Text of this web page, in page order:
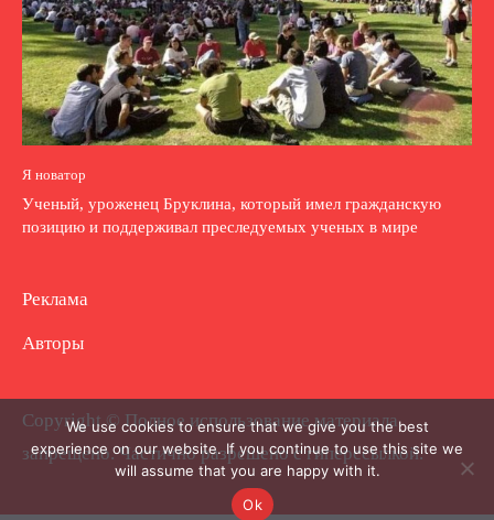
Я новатор
Ученый, уроженец Бруклина, который имел гражданскую
позицию и поддерживал преследуемых ученых в мире
Реклама
Авторы
Copyright © Полное использование материала
запрещено. Частично разрешено с гиперссылкой.
We use cookies to ensure that we give you the best
experience on our website. If you continue to use this site we
will assume that you are happy with it.
Ok